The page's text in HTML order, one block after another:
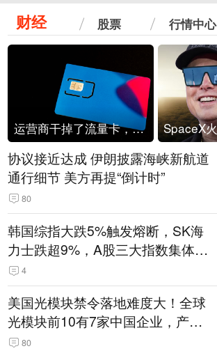
财经 股票 行情中心
运营商干掉了流量卡，他们真的玩不起了
协议接近达成 伊朗披露海峡新航道
通行细节 美方再提“倒计时”
80
韩国综指大跌5%触发熔断，SK海
力士跌超9%，A股三大指数集体低
开 4
美国光模块禁令落地难度大！全球
光模块前10有7家中国企业，产业
界人士：想“脱钩”并不容易
80